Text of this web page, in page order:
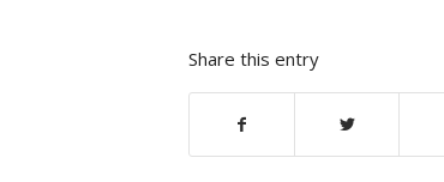
Share this entry